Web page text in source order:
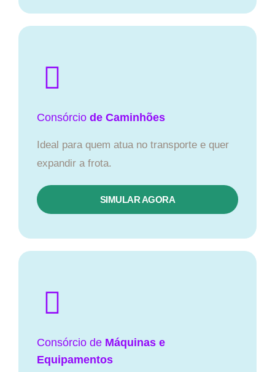
Consórcio de Caminhões
Ideal para quem atua no transporte e quer
expandir a frota.
SIMULAR AGORA
Consórcio de Máquinas e
Equipamentos